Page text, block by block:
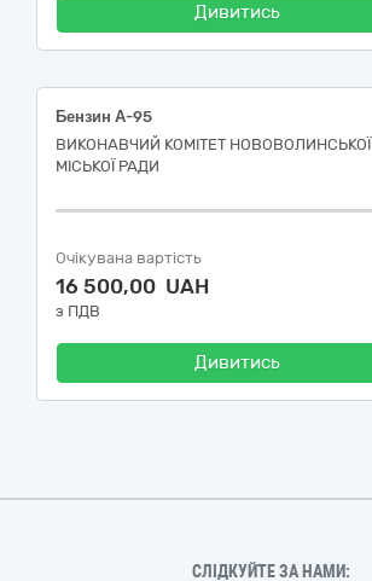
Дивитись
Бензин А-95
ВИКОНАВЧИЙ КОМІТЕТ НОВОВОЛИНСЬКОЇ
МІСЬКОЇ РАДИ
Очікувана вартість
16 500,00 UAH
з ПДВ
Дивитись
СЛІДКУЙТЕ ЗА НАМИ: